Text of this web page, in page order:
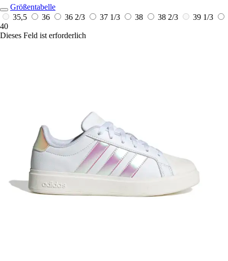
Größentabelle
35,5
36 36 2/3 37 1/3 38 38 2/3
39 1/3
40
Dieses Feld ist erforderlich